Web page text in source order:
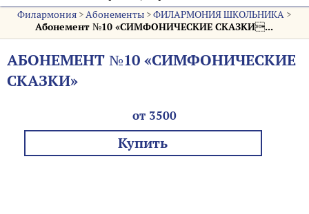
Филармония >Абонементы >ФИЛАРМОНИЯ ШКОЛЬНИКА >
Абонемент №10 «СИМФОНИЧЕСКИЕ СКАЗКИ...
АБОНЕМЕНТ №10 «СИМФОНИЧЕСКИЕ
СКАЗКИ»
от 3500
Купить